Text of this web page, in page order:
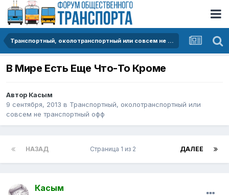
Транспортный, околотранспортный или совсем не транспортный офф
В Миpе Есть Еще Что-То Кpоме
Автор Касым
9 сентября, 2013 в Транспортный, околотранспортный или
совсем не транспортный офф
НАЗАД ДАЛЕЕ
Страница 1 из 2
Касым